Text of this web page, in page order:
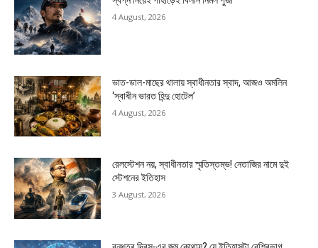
4 August, 2026
ভাত-ডাল-মাছের থালায় স্বাধীনতার স্বাদ, আজও অমলিন
‘স্বাধীন ভারত হিন্দু হোটেল’
4 August, 2026
রেলস্টেশন নয়, স্বাধীনতার স্মৃতিস্তম্ভ! নেতাজির নামে দুই
স্টেশনের ইতিহাস
3 August, 2026